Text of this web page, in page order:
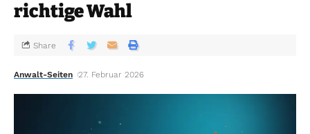
richtige Wahl
Anwalt-Seiten 27. Februar 2026
Share